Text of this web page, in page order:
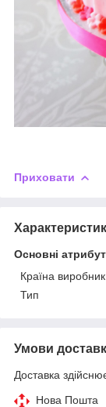
Приховати
Основні
Країна виробник
Тип
Умови
Доставка
Нова Пошта